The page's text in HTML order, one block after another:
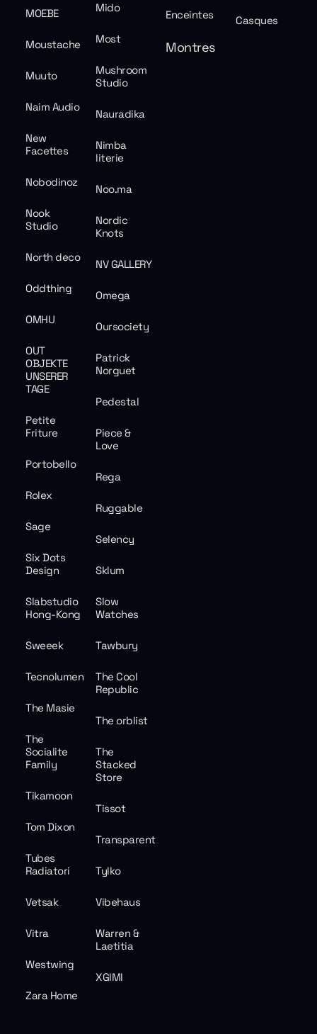
Mido
MOEBE
Most
Moustache
Mushroom
Studio
Muuto
Naim Audio
Nauradika
New
Facettes
Nimba
literie
Nobodinoz
Noo.ma
Nook
Studio
Nordic
Knots
North deco
NV GALLERY
Oddthing
Omega
OMHU
Oursociety
OUT
OBJEKTE
UNSERER
TAGE
Patrick
Norguet
Pedestal
Petite
Friture
Piece &
Love
Portobello
Rega
Rolex
Ruggable
Sage
Selency
Six Dots
Design
Sklum
Slabstudio
Hong-Kong
Slow
Watches
Sweeek Tawbury
Tecnolumen
The Cool
Republic
The Masie
The orblist
The
Socialite
Family
The
Stacked
Store
Tikamoon
Tissot
Tom Dixon
Transparent
Tubes
Radiatori
Tylko
Vetsak Vibehaus
Vitra
Warren &
Laetitia
Westwing
XGIMI
Zara Home
Enceintes Casques
Montres